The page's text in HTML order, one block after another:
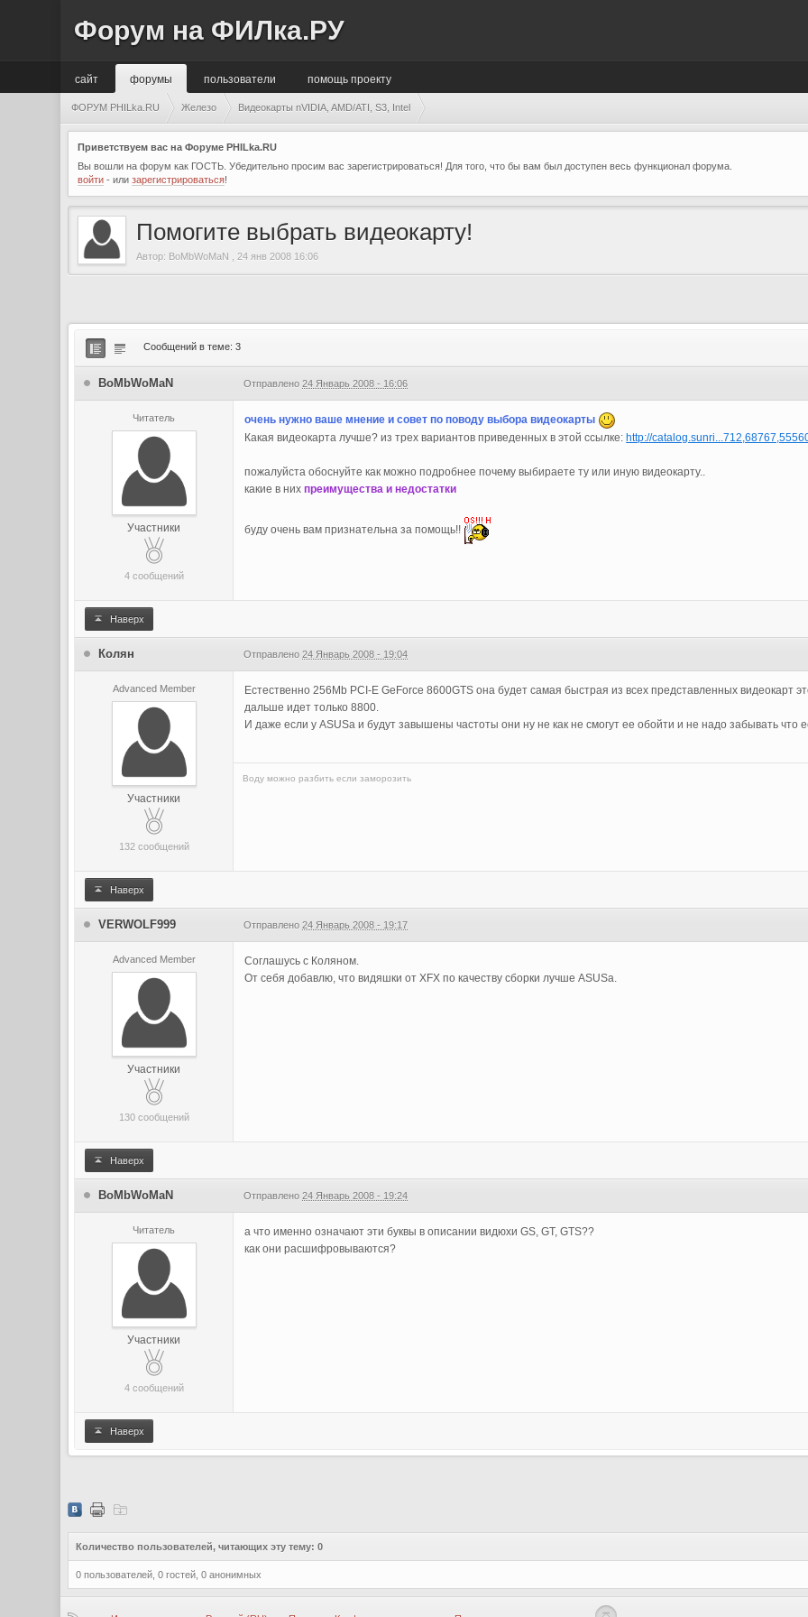
Форум на ФИЛка.РУ
сайт помощь проекту
форумы пользователи
ФОРУМ PHILka.RU Железо Видеокарты nVIDIA, AMD/ATI, S3, Intel
Приветствуем вас на Форуме PHILka.RU
Вы вошли на форум как ГОСТЬ. Убедительно просим вас зарегистрироваться! Для того, что бы вам был доступен весь функционал форума.
войти - илизарегистрироваться!
Помогите выбрать видеокарту!
Автор: BoMbWoMaN 24 янв 2008 16:06
Сообщений в теме: 3
BoMbWoMaN Отправлено24 Январь 2008 - 16:06
Читатель
Участники
4 сообщений
очень нужно ваше мнение и совет по поводу выбора видеокарты
Какая видеокарта лучше? из трех вариантов приведенных в этой ссылке: http://
пожалуйста обоснуйте как можно подробнее почему выбираете ту или иную видеокарту..
какие в нихпреимущества и недостатки
буду очень вам признательна за помощь!!
Наверх
Колян Отправлено24 Январь 2008 - 19:04
Advanced Member
Участники
132 сообщений
Естественно 256Mb PCI-E GeForce 8600GTS она будет самая быстрая из всех представленных видеокарт
дальше идет только 8800.
И даже если у ASUSa и будут завышены частоты они ну не как не смогут ее обойти и не надо забывать что
Воду можно разбить если заморозить
Наверх
VERWOLF999 Отправлено24 Январь 2008 - 19:17
Advanced Member
Участники
130 сообщений
Соглашусь с Коляном.
От себя добавлю, что видяшки от XFX по качеству сборки лучше ASUSa.
Наверх
BoMbWoMaN Отправлено24 Январь 2008 - 19:24
Читатель
Участники
4 сообщений
а что именно означают эти буквы в описании видюхи GS, GT, GTS??
как они расшифровываются?
Наверх
Количество пользователей, читающих эту тему: 0
0 пользователей, 0 гостей, 0 анонимных